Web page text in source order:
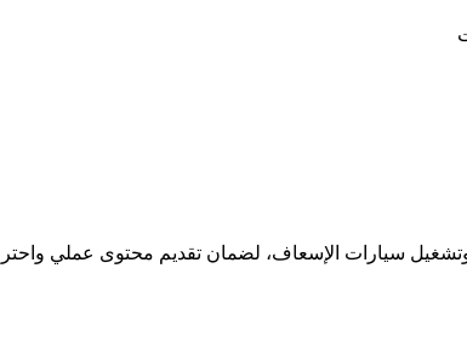
سيارات الإسعاف، لضمان تقديم محتوى عملي